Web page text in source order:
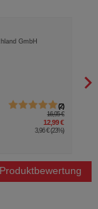
GmbH
2
16,95 €
12,99 €
3,96 € (23%)
Produktbewertung